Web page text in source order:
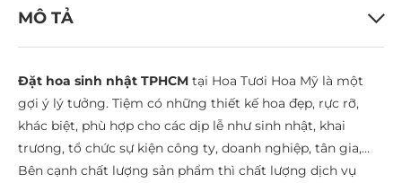
MÔ TẢ
Đặt hoa sinh nhật TPHCM tại Hoa Tươi Hoa Mỹ là một
gợi ý lý tưởng. Tiệm có những thiết kế hoa đẹp, rực rỡ,
khác biệt, phù hợp cho các dịp lễ như sinh nhật, khai
trương, tổ chức sự kiện công ty, doanh nghiệp, tân gia,…
Bên cạnh chất lượng sản phẩm thì chất lượng dịch vụ